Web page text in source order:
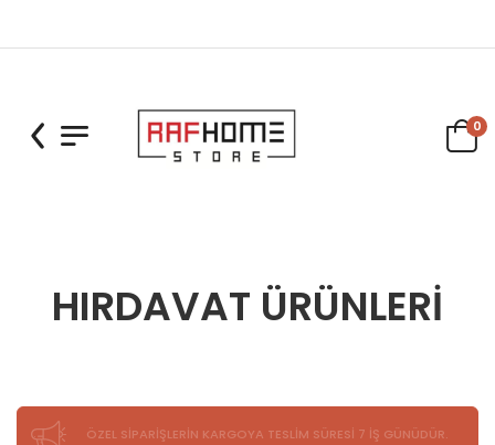
0
HIRDAVAT ÜRÜNLERİ
ÖZEL SİPARİŞLERİN KARGOYA TESLİM SÜRESİ 7 İŞ GÜNÜDÜR.